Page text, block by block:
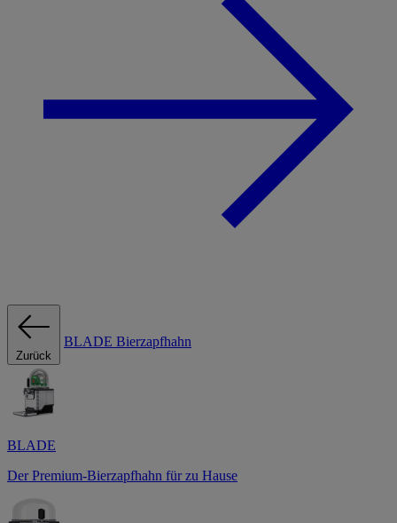
Zurück
BLADE Bierzapfhahn
BLADE
Der Premium-Bierzapfhahn für zu Hause